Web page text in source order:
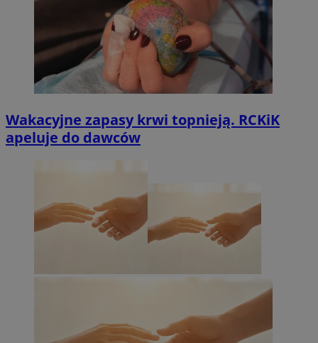
Wakacyjne zapasy krwi topnieją. RCKiK
apeluje do dawców